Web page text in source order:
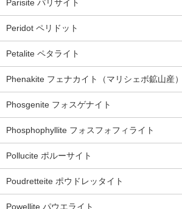
Parisite パリサイト
Peridot ペリドット
Petalite ペタライト
Phenakite フェナカイト（マリシェボ鉱山産）
Phosgenite フォスゲナイト
Phosphophyllite フォスフォフィライト
Pollucite ポルーサイト
Poudretteite ポウドレッタイト
Powellite パウエライト